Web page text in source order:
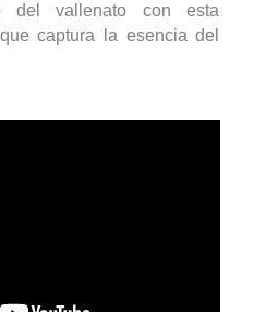
del vallenato con esta
captura la esencia del